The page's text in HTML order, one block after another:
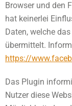
Browser und den
hat keinerlei
Daten, welche
übermittelt.
https://
Das Plugin
Nutzer diese